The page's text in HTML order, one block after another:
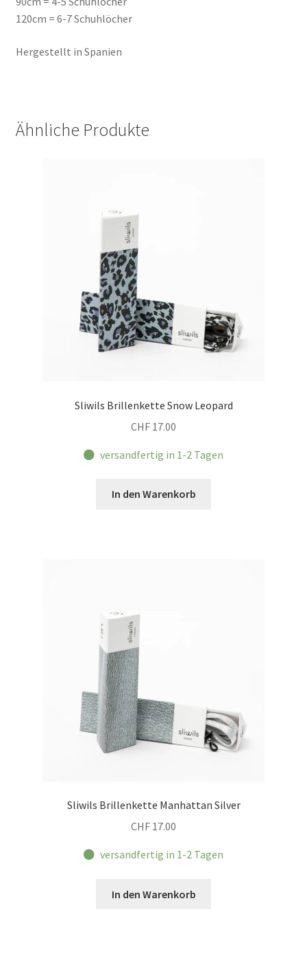
120cm = 6-7 Schuhlöcher
Hergestellt in Spanien
Ähnliche Produkte
Sliwils Brillenkette Snow Leopard
CHF 17.00
versandfertig in 1-2 Tagen
In den Warenkorb
Sliwils Brillenkette Manhattan Silver
CHF 17.00
versandfertig in 1-2 Tagen
In den Warenkorb